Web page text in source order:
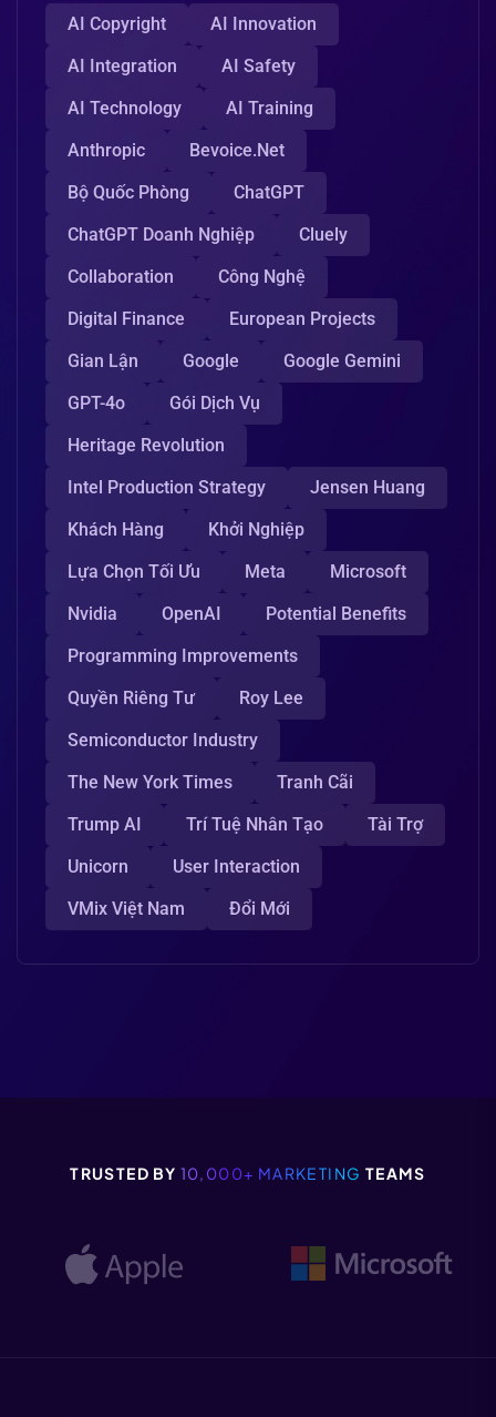
AI Copyright
AI Innovation
AI Integration
AI Safety
AI Technology
AI Training
Anthropic
Bevoice.net
Bộ Quốc Phòng
ChatGPT
ChatGPT Doanh Nghiệp
Cluely
Collaboration
Công Nghệ
Digital Finance
European Projects
Gian Lận
Google
Google Gemini
GPT-4o
Gói Dịch Vụ
Heritage Revolution
Intel Production Strategy
Jensen Huang
Khách Hàng
Khởi Nghiệp
Lựa Chọn Tối Ưu
Meta
Microsoft
Nvidia
OpenAI
Potential Benefits
Programming Improvements
Quyền Riêng Tư
Roy Lee
Semiconductor Industry
The New York Times
Tranh Cãi
Trump AI
Trí Tuệ Nhân Tạo
Tài Trợ
Unicorn
User Interaction
VMix Việt Nam
Đổi Mới
TRUSTED BY 10,000+ MARKETING TEAMS